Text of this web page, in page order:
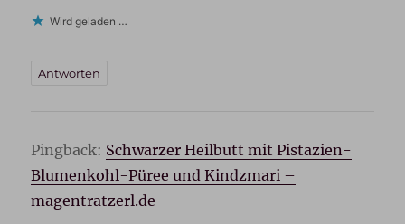
Wird geladen …
Antworten
Pingback: Schwarzer Heilbutt mit Pistazien-
Blumenkohl-Püree und Kindzmari –
magentratzerl.de